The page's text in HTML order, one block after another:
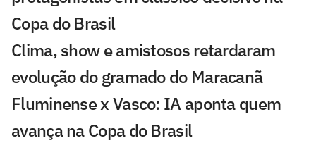
Copa do Brasil
Clima, show e amistosos retardaram
evolução do gramado do Maracanã
Fluminense x Vasco: IA aponta quem
avança na Copa do Brasil